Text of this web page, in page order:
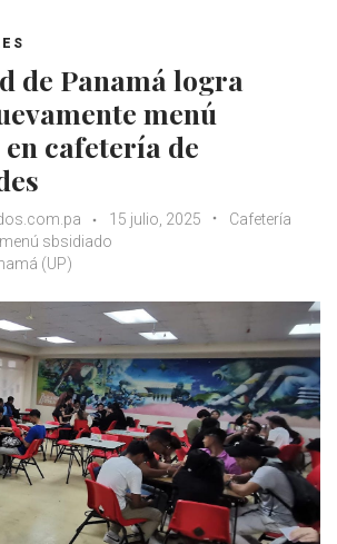
de Panamá logra
menú
cafetería de
15 julio, 2025
Cafetería
menú sbsidiado
(UP)